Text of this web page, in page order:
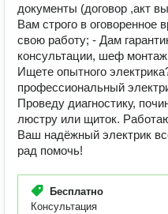
документы (договор ,акт
Вам строго в oговорeннoe
cвoю рабoту; - Дам
консультации, шеф
Ищете опытного
профессиональный
Проведу диагностику,
люстру или щиток.
Ваш надёжный электрик
рад помочь!
Бесплатно
Консультация